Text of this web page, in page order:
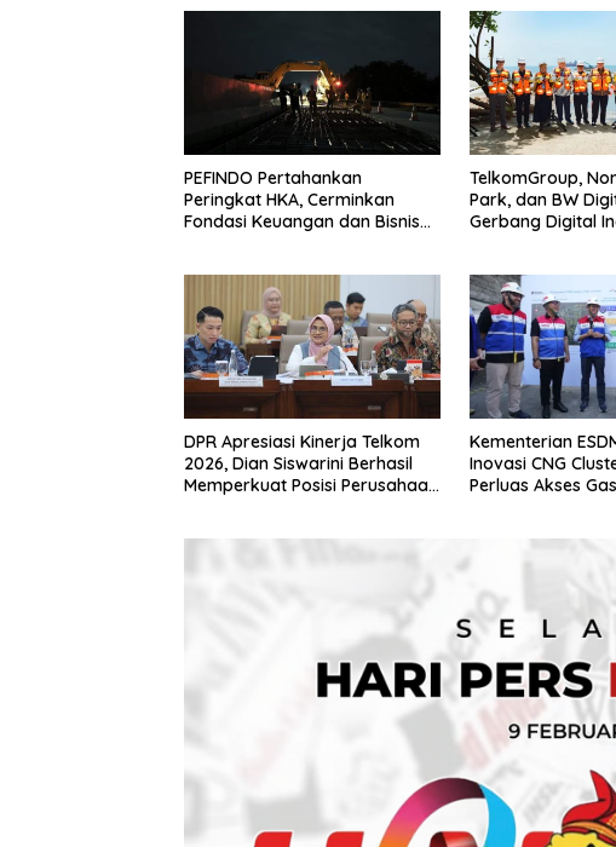
PEFINDO Pertahankan
Peringkat HKA, Cerminkan
Fondasi Keuangan dan Bisnis
TelkomGroup,
Park, dan BW
Gerbang Digital
DPR Apresiasi Kinerja Telkom
2026, Dian Siswarini Berhasil
Memperkuat Posisi Perusahaan
Kementerian
Inovasi CNG
Perluas Akses